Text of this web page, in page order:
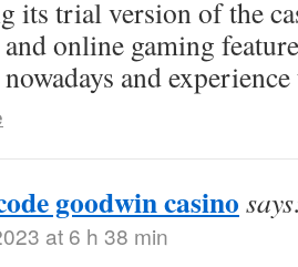
its trial version of the
online gaming
and
goodwin casino
at 6 h 38 min